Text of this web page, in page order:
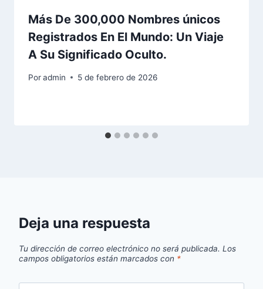
Más De 300,000 Nombres únicos
Registrados En El Mundo: Un Viaje
A Su Significado Oculto.
Poradmin 5 de febrero de 2026
Deja una respuesta
Tu dirección de correo electrónico no será publicada. Los
campos obligatorios están marcados con *